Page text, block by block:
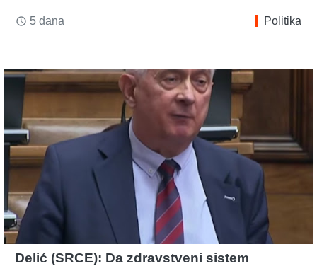
access_time 5 dana Politika
Delić (SRCE): Da zdravstveni sistem